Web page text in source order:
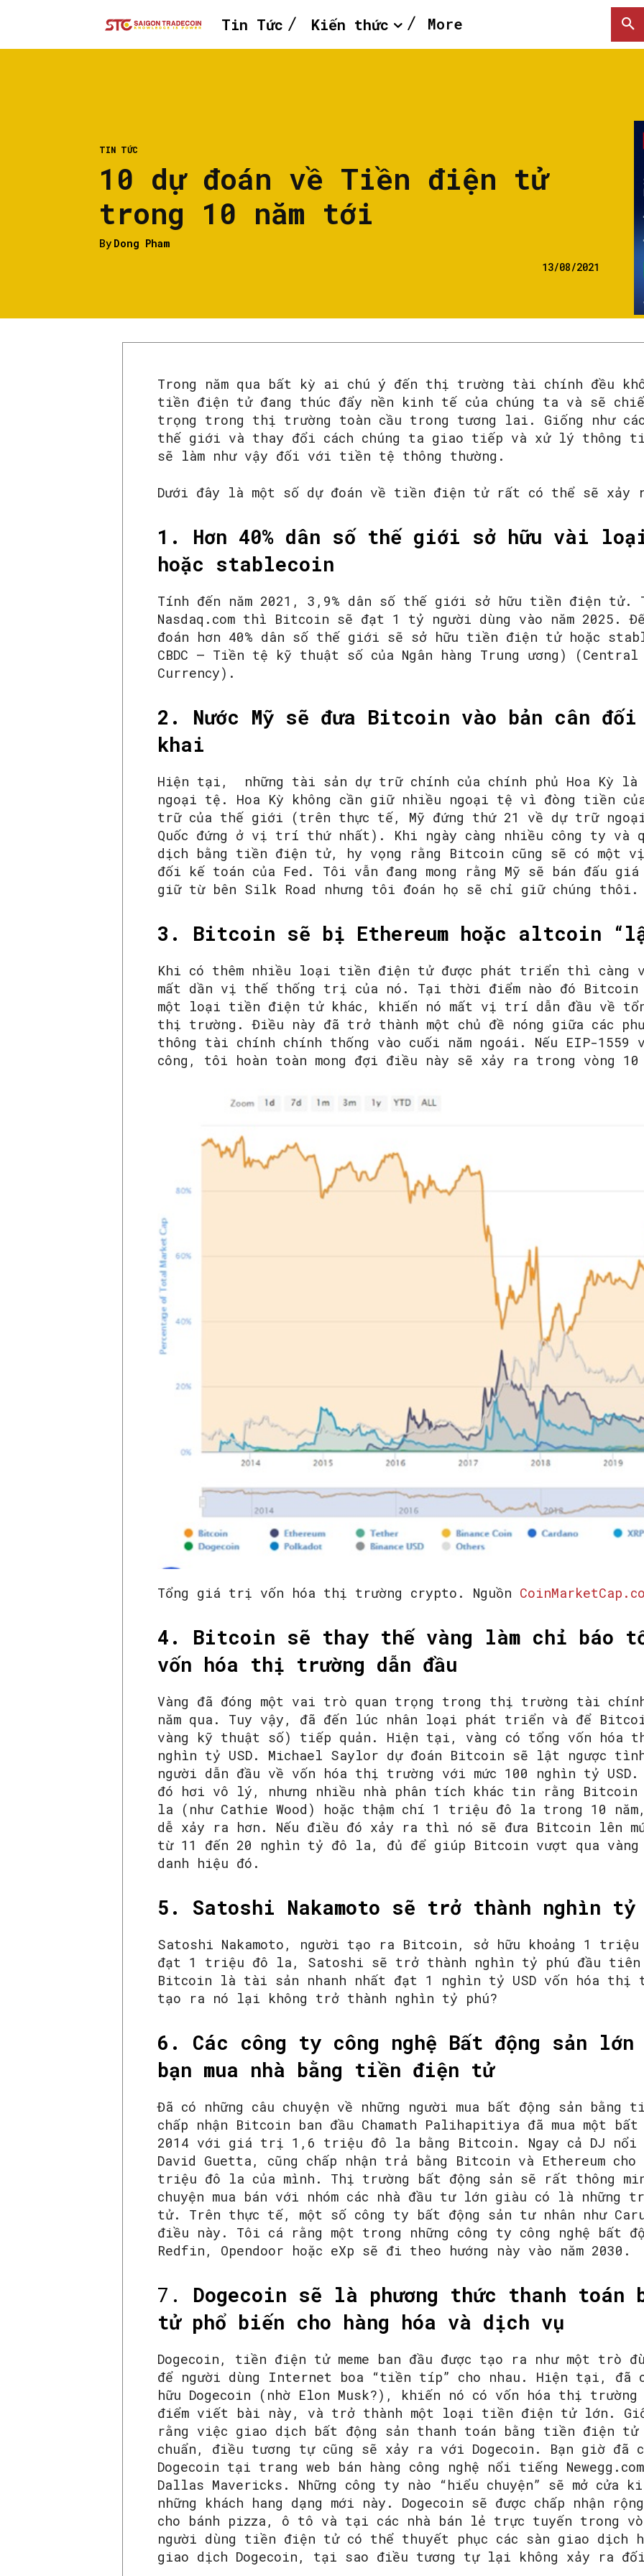
SEARCH...
Tin Tức Kiến thức More
TIN TỨC
10 dự đoán về Tiền điện tử
trong 10 năm tới
By Dong Pham
13/08/2021
Trong năm qua bất kỳ ai chú ý đến thị trường tài chính đều
tiền điện tử đang thúc đẩy nền kinh tế của chúng ta và sẽ
trọng trong thị trường toàn cầu trong tương lai. Giống như
thế giới và thay đổi cách chúng ta giao tiếp và xử lý thông
sẽ làm như vậy đối với tiền tệ thông thường.
Dưới đây là một số dự đoán về tiền điện tử rất có thể sẽ xảy
1. Hơn 40% dân số thế giới sở hữu vài
hoặc stablecoin
Tính đến năm 2021, 3,9% dân số thế giới sở hữu tiền điện tử.
Nasdaq.com thì Bitcoin sẽ đạt 1 tỷ người dùng vào năm 2025.
đoán hơn 40% dân số thế giới sẽ sở hữu tiền điện tử hoặc
CBDC – Tiền tệ kỹ thuật số của Ngân hàng Trung ương)
Currency).
2. Nước Mỹ sẽ đưa Bitcoin vào bản cân
khai
Hiện tại, những tài sản dự trữ chính của chính phủ Hoa Kỳ là
ngoại tệ. Hoa Kỳ không cần giữ nhiều ngoại tệ vì đòng tiền
trữ của thế giới (trên thực tế, Mỹ đứng thứ 21 về dự trữ
Quốc đứng ở vị trí thứ nhất). Khi ngày càng nhiều công ty và
dịch bằng tiền điện tử, hy vọng rằng Bitcoin cũng sẽ có một
đối kế toán của Fed. Tôi vẫn đang mong rằng Mỹ sẽ bán đấu
giữ từ bên Silk Road nhưng tôi đoán họ sẽ chỉ giữ chúng thôi.
3. Bitcoin sẽ bị Ethereum hoặc altcoin
Khi có thêm nhiều loại tiền điện tử được phát triển thì càng
mất dần vị thế thống trị của nó. Tại thời điểm nào đó
một loại tiền điện tử khác, khiến nó mất vị trí dẫn đầu về
thị trường. Điều này đã trở thành một chủ đề nóng giữa các
thông tài chính chính thống vào cuối năm ngoái. Nếu EIP-1559
công, tôi hoàn toàn mong đợi điều này sẽ xảy ra trong vòng
Tổng giá trị vốn hóa thị trường crypto. Nguồn
4. Bitcoin sẽ thay thế vàng làm chỉ báo
vốn hóa thị trường dẫn đầu
Vàng đã đóng một vai trò quan trọng trong thị trường tài
năm qua. Tuy vậy, đã đến lúc nhân loại phát triển và để
vàng kỹ thuật số) tiếp quản. Hiện tại, vàng có tổng vốn hóa
nghìn tỷ USD. Michael Saylor dự đoán Bitcoin sẽ lật ngược
người dẫn đầu về vốn hóa thị trường với mức 100 nghìn tỷ
đó hơi vô lý, nhưng nhiều nhà phân tích khác tin rằng Bitcoin
la (như Cathie Wood) hoặc thậm chí 1 triệu đô la trong 10
dễ xảy ra hơn. Nếu điều đó xảy ra thì nó sẽ đưa Bitcoin lên
từ 11 đến 20 nghìn tỷ đô la, đủ để giúp Bitcoin vượt qua vàng
danh hiệu đó.
5. Satoshi Nakamoto sẽ trở thành nghìn
Satoshi Nakamoto, người tạo ra Bitcoin, sở hữu khoảng 1
đạt 1 triệu đô la, Satoshi sẽ trở thành nghìn tỷ phú đầu
Bitcoin là tài sản nhanh nhất đạt 1 nghìn tỷ USD vốn hóa thị
tạo ra nó lại không trở thành nghìn tỷ phú?
6. Các công ty công nghệ Bất động sản lớn
bạn mua nhà bằng tiền điện tử
Đã có những câu chuyện về những người mua bất động sản
chấp nhận Bitcoin ban đầu Chamath Palihapitiya đã mua một bất
2014 với giá trị 1,6 triệu đô la bằng Bitcoin. Ngay cả DJ
David Guetta, cũng chấp nhận trả bằng Bitcoin và Ethereum
triệu đô la của mình. Thị trường bất động sản sẽ rất thông
chuyện mua bán với nhóm các nhà đầu tư lớn giàu có là những
tử. Trên thực tế, một số công ty bất động sản tư nhân như
điều này. Tôi cá rằng một trong những công ty công nghệ bất
Redfin, Opendoor hoặc eXp sẽ đi theo hướng này vào năm 2030.
7. Dogecoin sẽ là phương thức thanh toán
tử phổ biến cho hàng hóa và dịch vụ
Dogecoin, tiền điện tử meme ban đầu được tạo ra như một trò
để người dùng Internet boa “tiền típ” cho nhau. Hiện tại, đã
hữu Dogecoin (nhờ Elon Musk?), khiến nó có vốn hóa thị
điểm viết bài này, và trở thành một loại tiền điện tử lớn.
rằng việc giao dịch bất động sản thanh toán bằng tiền điện
chuẩn, điều tương tự cũng sẽ xảy ra với Dogecoin. Bạn giờ đã
Dogecoin tại trang web bán hàng công nghệ nổi tiếng
Dallas Mavericks. Những công ty nào “hiểu chuyện” sẽ mở cửa
những khách hang dạng mới này. Dogecoin sẽ được chấp nhận
cho bánh pizza, ô tô và tại các nhà bán lẻ trực tuyến trong
người dùng tiền điện tử có thể thuyết phục các sàn giao dịch
giao dịch Dogecoin, tại sao điều tương tự lại không xảy ra